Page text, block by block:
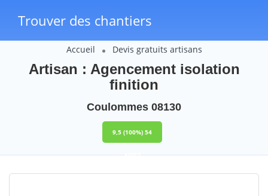
Trouver des chantiers
Accueil Devis gratuits artisans
Artisan : Agencement isolation
finition
Coulommes 08130
9,5 (100%) 54
votes